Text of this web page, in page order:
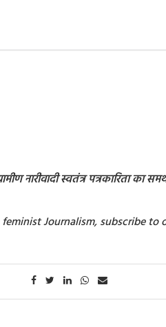
नारीवादी स्वतंत्र पत्रकारिता का
Journalism, subscribe